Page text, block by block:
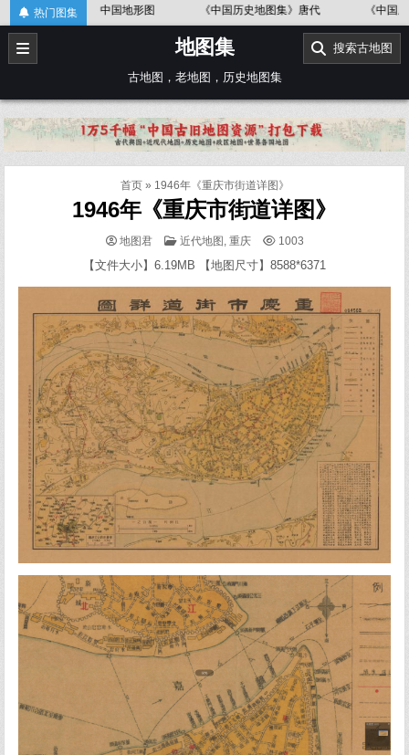
Skip
to
content
热门图集
中国地形图 《中国历史地图集》唐代 《中国历史地图集
地图集
古地图，老地图，历史地图集
搜索古地图
首页» 1946年《重庆市街道详图》
1946年《重庆市街道详图》
地图君
POSTED
近代地图 , 重庆 1003
【文件大小】6.19MB 【地图尺寸】8588*6371